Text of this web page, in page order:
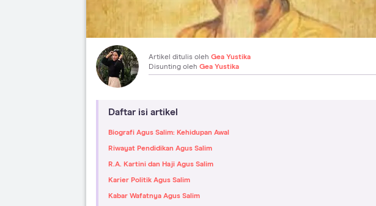
Artikel ditulis oleh Gea Yustika
Disunting oleh Gea Yustika
Daftar isi artikel
Biografi Agus Salim: Kehidupan Awal
Riwayat Pendidikan Agus Salim
R.A. Kartini dan Haji Agus Salim
Karier Politik Agus Salim
Kabar Wafatnya Agus Salim